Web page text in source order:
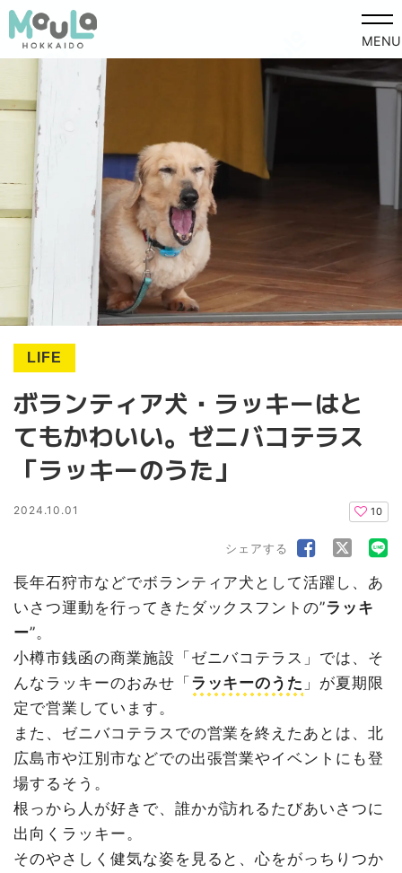
MENU
LIFE
ボランティア犬・ラッキーはと
てもかわいい。ゼニバコテラス
「ラッキーのうた」
2024.10.01 10
シェアする
長年石狩市などでボランティア犬として活躍し、あ
いさつ運動を行ってきたダックスフントの”ラッキ
ー”。
小樽市銭函の商業施設「ゼニバコテラス」では、そ
んなラッキーのおみせ「ラッキーのうた 」が夏期限
定で営業しています。
また、ゼニバコテラスでの営業を終えたあとは、北
広島市や江別市などでの出張営業やイベントにも登
場するそう。
根っから人が好きで、誰かが訪れるたびあいさつに
出向くラッキー。
そのやさしく健気な姿を見ると、心をがっちりつか